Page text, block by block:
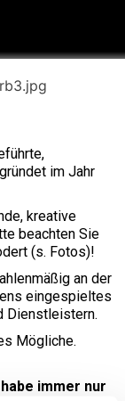
im Jahr
kreative
beachten Sie
(s. Fotos)!
an der
eingespieltes
Dienstleistern.
Mögliche.
immer nur